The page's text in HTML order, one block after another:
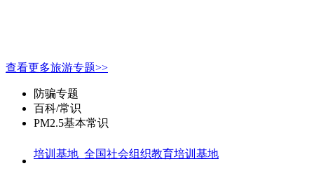
查看更多旅游专题>>
防骗专题
百科/常识
PM2.5基本常识
培训基地_全国社会组织教育培训基地